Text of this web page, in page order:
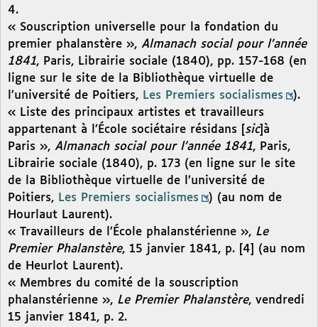
4.
« Souscription universelle pour la fondation du
premier phalanstère », Almanach social pour l’année
1841, Paris, Librairie sociale (1840), pp. 157-168 (en
ligne sur le site de la Bibliothèque virtuelle de
l’université de Poitiers, Les Premiers socialismes
).
« Liste des principaux artistes et travailleurs
appartenant à l’École sociétaire résidans [ sic]à
Paris », Almanach social pour l’année 1841, Paris,
Librairie sociale (1840), p. 173 (en ligne sur le site
de la Bibliothèque virtuelle de l’université de
Poitiers, Les Premiers socialismes
) (au nom de
Hourlaut Laurent).
« Travailleurs de l’École phalanstérienne », Le
Premier Phalanstère, 15 janvier 1841, p. [4] (au nom
de Heurlot Laurent).
« Membres du comité de la souscription
phalanstérienne », Le Premier Phalanstère, vendredi
15 janvier 1841, p. 2.